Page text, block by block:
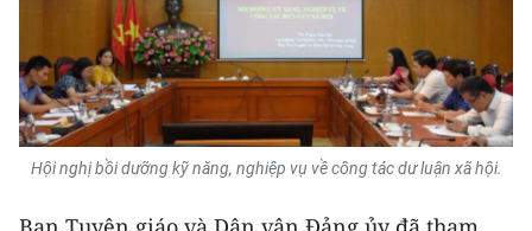
Hội nghị bồi dưỡng kỹ năng, nghiệp vụ về công tác dư luận xã hội.